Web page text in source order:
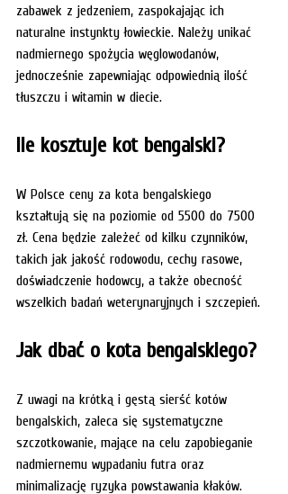
zabawek z jedzeniem, zaspokajając ich
naturalne instynkty łowieckie. Należy unikać
nadmiernego spożycia węglowodanów,
jednocześnie zapewniając odpowiednią ilość
tłuszczu i witamin w diecie.
Ile kosztuje kot bengalski?
W Polsce ceny za kota bengalskiego
kształtują się na poziomie od 5500 do 7500
zł. Cena będzie zależeć od kilku czynników,
takich jak jakość rodowodu, cechy rasowe,
doświadczenie hodowcy, a także obecność
wszelkich badań weterynaryjnych i szczepień.
Jak dbać o kota bengalskiego?
Z uwagi na krótką i gęstą sierść kotów
bengalskich, zaleca się systematyczne
szczotkowanie, mające na celu zapobieganie
nadmiernemu wypadaniu futra oraz
minimalizację ryzyka powstawania kłaków.